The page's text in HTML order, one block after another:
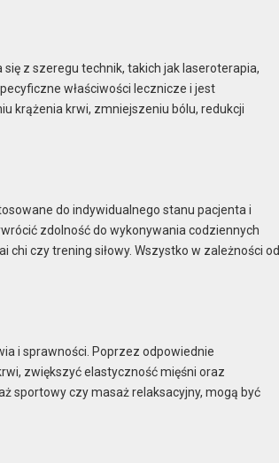
z szeregu technik, takich jak laseroterapia,
właściwości lecznicze i jest
krążenia krwi, zmniejszeniu bólu, redukcji
do indywidualnego stanu pacjenta i
zdolność do wykonywania codziennych
czy trening siłowy. Wszystko w zależności od
i sprawności. Poprzez odpowiednie
zwiększyć elastyczność mięśni oraz
sportowy czy masaż relaksacyjny, mogą być